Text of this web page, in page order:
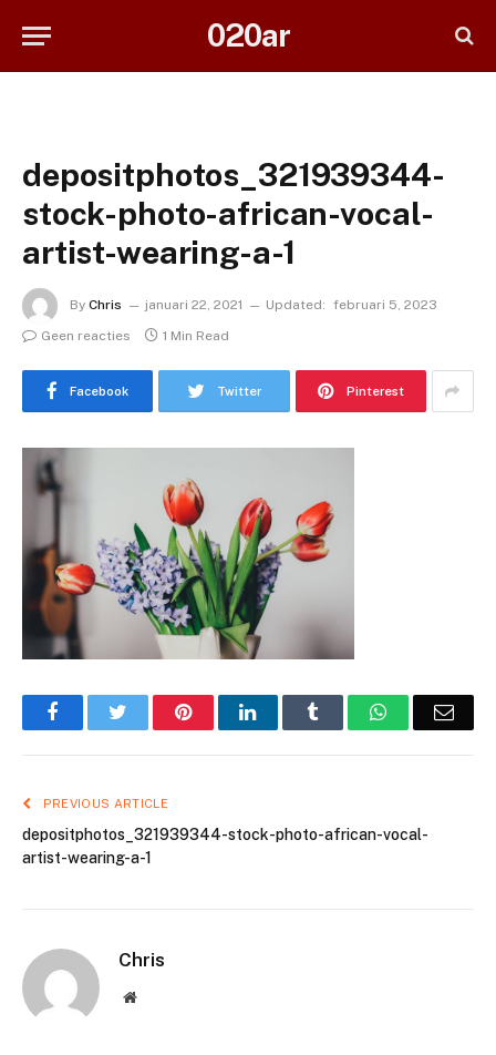
020ar
depositphotos_321939344-
stock-photo-african-vocal-
artist-wearing-a-1
By Chris januari 22, 2021 Updated: februari 5, 2023
Geen reacties
1 Min Read
Facebook Twitter Pinterest
FacebookTwitter PinterestLinkedIn Tumblr WhatsApp
PREVIOUS ARTICLE
depositphotos_321939344-stock-photo-african-vocal-
artist-wearing-a-1
Chris
Website